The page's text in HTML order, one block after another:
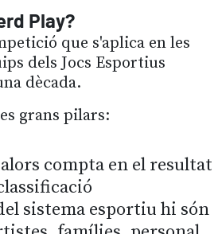
Play?
que s'aplica en les
dels Jocs Esportius
dècada.
grans pilars:
compta en el resultat
sistema esportiu hi són